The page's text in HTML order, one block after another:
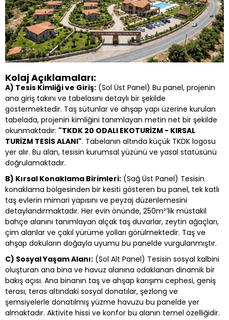
Kolaj Açıklamaları:
A) Tesis Kimliği ve Giriş: (Sol Üst Panel) Bu panel, projenin
ana giriş takını ve tabelasını detaylı bir şekilde
göstermektedir. Taş sütunlar ve ahşap yapı üzerine kurulan
tabelada, projenin kimliğini tanımlayan metin net bir şekilde
okunmaktadır: "TKDK 20 ODALI EKOTURİZM - KIRSAL
TURİZM TESİS ALANI". Tabelanın altında küçük TKDK logosu
yer alır. Bu alan, tesisin kurumsal yüzünü ve yasal statüsünü
doğrulamaktadır.
B) Kırsal Konaklama Birimleri: (Sağ Üst Panel) Tesisin
konaklama bölgesinden bir kesiti gösteren bu panel, tek katlı
taş evlerin mimari yapısını ve peyzaj düzenlemesini
detaylandırmaktadır. Her evin önünde, 250m²’lik müstakil
bahçe alanını tanımlayan alçak taş duvarlar, zeytin ağaçları,
çim alanlar ve çakıl yürüme yolları görülmektedir. Taş ve
ahşap dokuların doğayla uyumu bu panelde vurgulanmıştır.
C) Sosyal Yaşam Alanı: (Sol Alt Panel) Tesisin sosyal kalbini
oluşturan ana bina ve havuz alanına odaklanan dinamik bir
bakış açısı. Ana binanın taş ve ahşap karışımı cephesi, geniş
terası, teras altındaki sosyal donatılar, şezlong ve
şemsiyelerle donatılmış yüzme havuzu bu panelde yer
almaktadır. Aktivite hissi ve konfor bu alanın temel özelliğidir.